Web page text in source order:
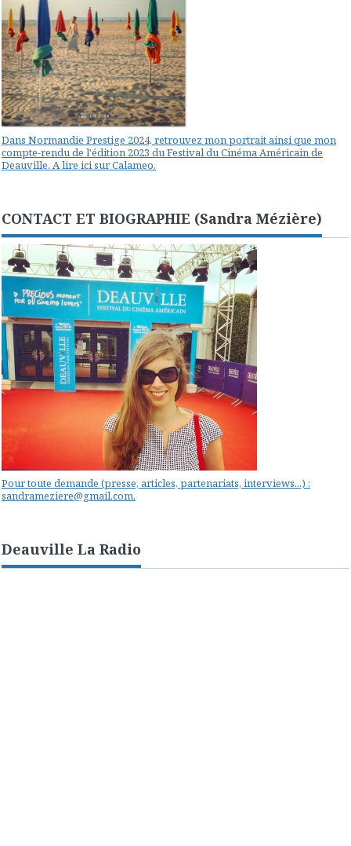
Dans Normandie Prestige 2024, retrouvez mon portrait ainsi que mon
compte-rendu de l'édition 2023 du Festival du Cinéma Américain de
Deauville. A lire ici sur Calameo.
CONTACT ET BIOGRAPHIE (Sandra Mézière)
Pour toute demande (presse, articles, partenariats, interviews...) :
sandrameziere@gmail.com.
Deauville La Radio